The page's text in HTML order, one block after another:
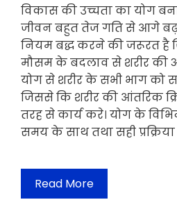
विकास की उच्चता का योग
जीवन बहुत तेज गति से आगे बढ़
नियम बद्ध करने की जरूरत
मौसम के बदलाव से शरीर की
योग से शरीर के सभी भाग को
जिससे कि शरीर की आंतरिक
तरह से कार्य करे। योग के
समय के साथ तथा सही
Read More